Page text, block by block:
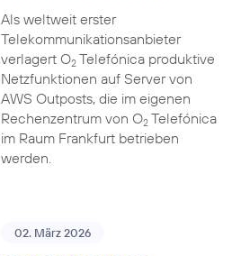
Als weltweit erster
Telekommunikationsanbieter
verlagert O2Telefónica produktive
Netzfunktionen auf Server von
AWS Outposts, die im eigenen
Rechenzentrum von O2Telefónica
im Raum Frankfurt betrieben
werden.
02. März 2026